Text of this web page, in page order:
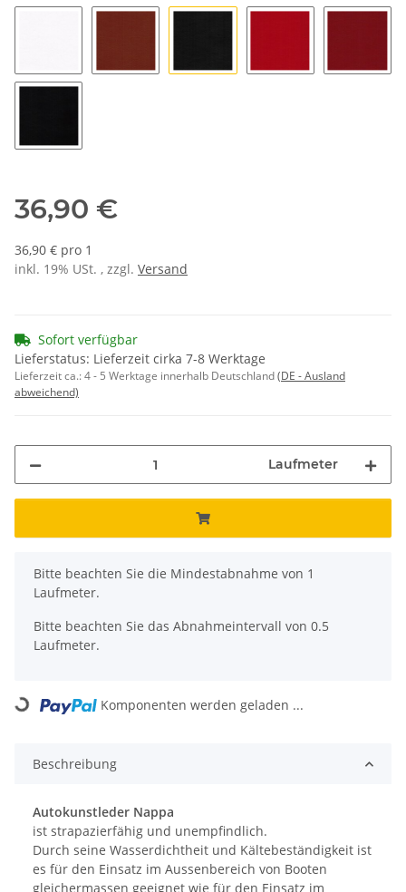
K1392 weiß
36,90 €
36,90 € pro 1
inkl. 19% USt. , zzgl. Versand
Sofort verfügbar
Lieferstatus: Lieferzeit cirka 7-8 Werktage
Lieferzeit ca.:4 - 5 Werktage innerhalb Deutschland(DE - Ausland
abweichend)
Laufmeter
x
Bitte beachten Sie die Mindestabnahme von 1
Laufmeter.
Bitte beachten Sie das Abnahmeintervall von 0.5
Laufmeter.
Loading... Komponenten werden geladen ...
Beschreibung
Autokunstleder Nappa
ist strapazierfähig und unempfindlich.
Durch seine Wasserdichtheit und Kältebeständigkeit ist
es für den Einsatz im Aussenbereich von Booten
gleichermassen geeignet wie für den Einsatz im